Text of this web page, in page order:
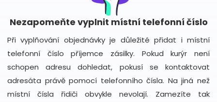
Nezapomeňte vyplnit místní telefonní číslo
Při vyplňování objednávky je důležité přidat i místní
telefonní číslo příjemce zásilky. Pokud kurýr není
schopen adresu dohledat, pokusí se kontaktovat
adresáta právě pomocí telefonního čísla. Na jiná než
místní čísla řidiči obvykle nevolají. Zamezíte tak